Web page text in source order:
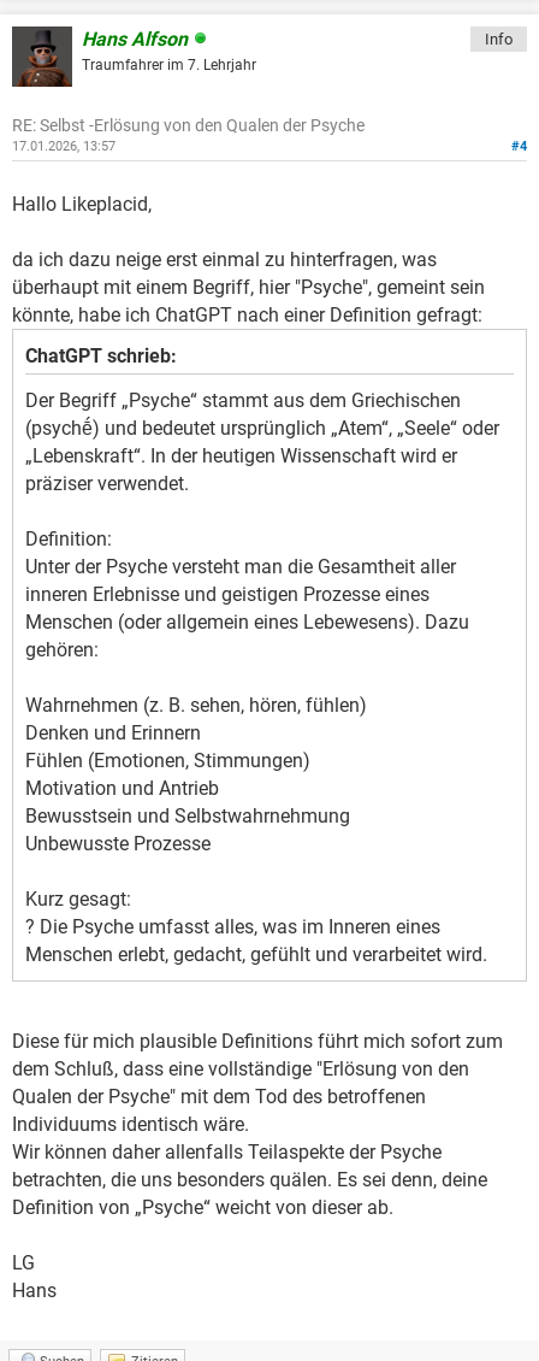
Hans Alfson
Traumfahrer im 7. Lehrjahr
Info
RE: Selbst -Erlösung von den Qualen der Psyche
#4
17.01.2026, 13:57
Hallo Likeplacid,
da ich dazu neige erst einmal zu hinterfragen, was
überhaupt mit einem Begriff, hier "Psyche", gemeint sein
könnte, habe ich ChatGPT nach einer Definition gefragt:
ChatGPT schrieb:
Der Begriff „Psyche“ stammt aus dem Griechischen
(psychḗ) und bedeutet ursprünglich „Atem“, „Seele“ oder
„Lebenskraft“. In der heutigen Wissenschaft wird er
präziser verwendet.
Definition:
Unter der Psyche versteht man die Gesamtheit aller
inneren Erlebnisse und geistigen Prozesse eines
Menschen (oder allgemein eines Lebewesens). Dazu
gehören:
Wahrnehmen (z. B. sehen, hören, fühlen)
Denken und Erinnern
Fühlen (Emotionen, Stimmungen)
Motivation und Antrieb
Bewusstsein und Selbstwahrnehmung
Unbewusste Prozesse
Kurz gesagt:
? Die Psyche umfasst alles, was im Inneren eines
Menschen erlebt, gedacht, gefühlt und verarbeitet wird.
Diese für mich plausible Definitions führt mich sofort zum
dem Schluß, dass eine vollständige "Erlösung von den
Qualen der Psyche" mit dem Tod des betroffenen
Individuums identisch wäre.
Wir können daher allenfalls Teilaspekte der Psyche
betrachten, die uns besonders quälen. Es sei denn, deine
Definition von „Psyche“ weicht von dieser ab.
LG
Hans